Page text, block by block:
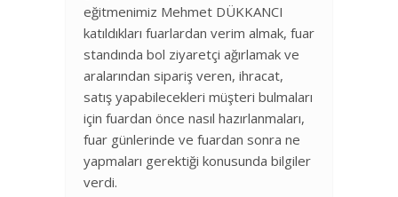
eğitmenimiz Mehmet DÜKKANCI
katıldıkları fuarlardan verim almak, fuar
standında bol ziyaretçi ağırlamak ve
aralarından sipariş veren, ihracat,
satış yapabilecekleri müşteri bulmaları
için fuardan önce nasıl hazırlanmaları,
fuar günlerinde ve fuardan sonra ne
yapmaları gerektiği konusunda bilgiler
verdi.